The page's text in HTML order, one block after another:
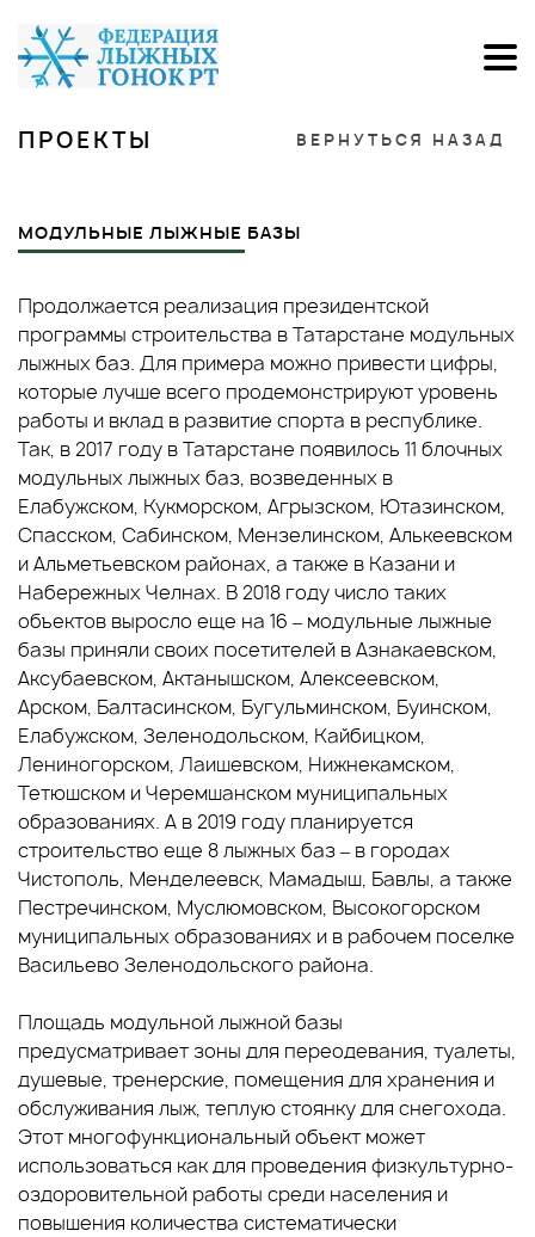
ПРОЕКТЫ ВЕРНУТЬСЯ НАЗАД
МОДУЛЬНЫЕ ЛЫЖНЫЕ БАЗЫ
Продолжается реализация президентской
программы строительства в Татарстане модульных
лыжных баз. Для примера можно привести цифры,
которые лучше всего продемонстрируют уровень
работы и вклад в развитие спорта в республике.
Так, в 2017 году в Татарстане появилось 11 блочных
модульных лыжных баз, возведенных в
Елабужском, Кукморском, Агрызском, Ютазинском,
Спасском, Сабинском, Мензелинском, Алькеевском
и Альметьевском районах, а также в Казани и
Набережных Челнах. В 2018 году число таких
объектов выросло еще на 16 – модульные лыжные
базы приняли своих посетителей в Азнакаевском,
Аксубаевском, Актанышском, Алексеевском,
Арском, Балтасинском, Бугульминском, Буинском,
Елабужском, Зеленодольском, Кайбицком,
Лениногорском, Лаишевском, Нижнекамском,
Тетюшском и Черемшанском муниципальных
образованиях. А в 2019 году планируется
строительство еще 8 лыжных баз – в городах
Чистополь, Менделеевск, Мамадыш, Бавлы, а также
Пестречинском, Муслюмовском, Высокогорском
муниципальных образованиях и в рабочем поселке
Васильево Зеленодольского района.
Площадь модульной лыжной базы
предусматривает зоны для переодевания, туалеты,
душевые, тренерские, помещения для хранения и
обслуживания лыж, теплую стоянку для снегохода.
Этот многофункциональный объект может
использоваться как для проведения физкультурно-
оздоровительной работы среди населения и
повышения количества систематически